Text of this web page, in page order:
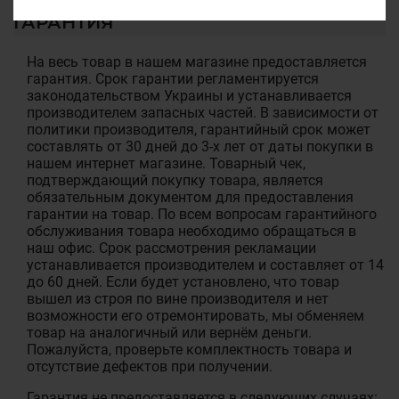
ГАРАНТИЯ
На весь товар в нашем магазине предоставляется
гарантия. Срок гарантии регламентируется
законодательством Украины и устанавливается
производителем запасных частей. В зависимости от
политики производителя, гарантийный срок может
составлять от 30 дней до 3-х лет от даты покупки в
нашем интернет магазине. Товарный чек,
подтверждающий покупку товара, является
обязательным документом для предоставления
гарантии на товар. По всем вопросам гарантийного
обслуживания товара необходимо обращаться в
наш офис. Срок рассмотрения рекламации
устанавливается производителем и составляет от 14
до 60 дней. Если будет установлено, что товар
вышел из строя по вине производителя и нет
возможности его отремонтировать, мы обменяем
товар на аналогичный или вернём деньги.
Пожалуйста, проверьте комплектность товара и
отсутствие дефектов при получении.